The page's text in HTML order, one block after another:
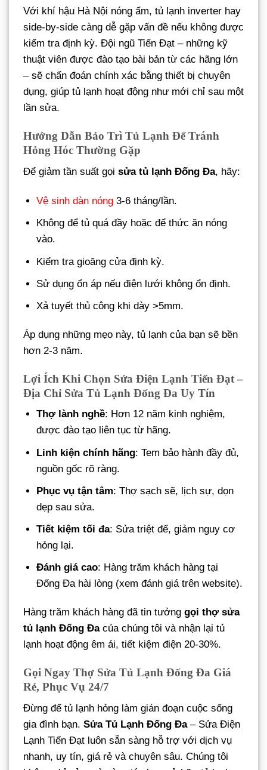
Với khí hậu Hà Nội nóng ẩm, tủ lạnh inverter hay
side-by-side càng dễ gặp vấn đề nếu không được
kiểm tra định kỳ. Đội ngũ Tiến Đạt – những kỹ
thuật viên được đào tạo bài bản từ các hãng lớn
– sẽ chẩn đoán chính xác bằng thiết bị chuyên
dụng, giúp tủ lạnh hoạt động như mới chỉ sau một
lần sửa.
Hướng Dẫn Bảo Trì Tủ Lạnh Để Tránh
Hỏng Hóc Thường Gặp
Để giảm tần suất gọi sửa tủ lạnh Đống Đa, hãy:
Vệ sinh dàn nóng 3-6 tháng/lần.
Không để tủ quá đầy hoặc để thức ăn nóng
vào.
Kiểm tra gioăng cửa định kỳ.
Sử dụng ổn áp nếu điện lưới không ổn định.
Xả tuyết thủ công khi dày >5mm.
Áp dụng những mẹo này, tủ lạnh của bạn sẽ bền
hơn 2-3 năm.
Lợi Ích Khi Chọn Sửa Điện Lạnh Tiến Đạt –
Địa Chỉ Sửa Tủ Lạnh Đống Đa Uy Tín
Thợ lành nghề: Hơn 12 năm kinh nghiệm,
được đào tạo liên tục từ hãng.
Linh kiện chính hãng: Tem bảo hành đầy đủ,
nguồn gốc rõ ràng.
Phục vụ tận tâm: Thợ sạch sẽ, lịch sự, dọn
dẹp sau sửa.
Tiết kiệm tối đa: Sửa triệt để, giảm nguy cơ
hỏng lại.
Đánh giá cao: Hàng trăm khách hàng tại
Đống Đa hài lòng (xem đánh giá trên website).
Hàng trăm khách hàng đã tin tưởng gọi thợ sửa
tủ lạnh Đống Đacủa chúng tôi và nhận lại tủ
lạnh hoạt động êm ái, tiết kiệm điện 20-30%.
Gọi Ngay Thợ Sửa Tủ Lạnh Đống Đa Giá
Rẻ, Phục Vụ 24/7
Đừng để tủ lạnh hỏng làm gián đoạn cuộc sống
gia đình bạn. Sửa Tủ Lạnh Đống Đa– Sửa Điện
Lạnh Tiến Đạt luôn sẵn sàng hỗ trợ với dịch vụ
nhanh, uy tín, giá rẻ và chuyên sâu. Chúng tôi